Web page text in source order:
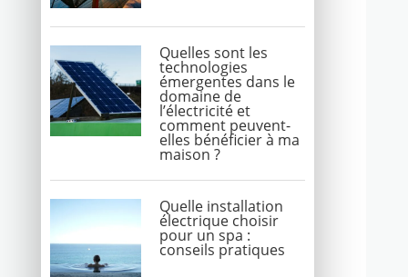
Quelles sont les
technologies
émergentes dans le
domaine de
l’électricité et
comment peuvent-
elles bénéficier à ma
maison ?
Quelle installation
électrique choisir
pour un spa :
conseils pratiques